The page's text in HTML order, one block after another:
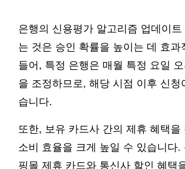
은행의 신용평가 알고리즘 업데이
는 것은 승인 확률을 높이는 데 효과
들어, 특정 은행은 매월 특정 요일
을 조정하므로, 해당 시점 이후 신청
습니다.
또한, 보유 카드사 간의 제휴 혜택을
소비 효율을 크게 높일 수 있습니다.
핑몰 제휴 카드와 통신사 할인 혜택